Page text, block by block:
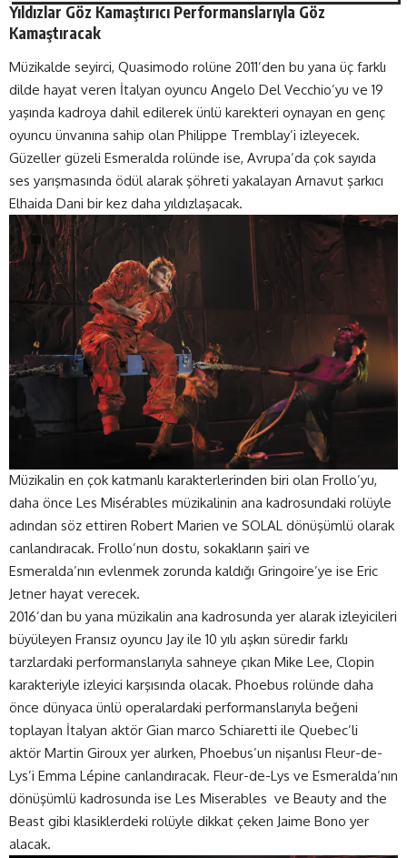
Yıldızlar Göz Kamaştırıcı Performanslarıyla Göz
Kamaştıracak
Müzikalde seyirci, Quasimodo rolüne 2011’den bu yana üç farklı
dilde hayat veren İtalyan oyuncu Angelo Del Vecchio’yu ve 19
yaşında kadroya dahil edilerek ünlü karekteri oynayan en genç
oyuncu ünvanına sahip olan Philippe Tremblay’i izleyecek.
Güzeller güzeli Esmeralda rolünde ise, Avrupa’da çok sayıda
ses yarışmasında ödül alarak şöhreti yakalayan Arnavut şarkıcı
Elhaida Dani bir kez daha yıldızlaşacak.
Müzikalin en çok katmanlı karakterlerinden biri olan Frollo’yu,
daha önce Les Misérables müzikalinin ana kadrosundaki rolüyle
adından söz ettiren Robert Marien ve SOLAL dönüşümlü olarak
canlandıracak. Frollo’nun dostu, sokakların şairi ve
Esmeralda’nın evlenmek zorunda kaldığı Gringoire’ye ise Eric
Jetner hayat verecek.
2016’dan bu yana müzikalin ana kadrosunda yer alarak izleyicileri
büyüleyen Fransız oyuncu Jay ile 10 yılı aşkın süredir farklı
tarzlardaki performanslarıyla sahneye çıkan Mike Lee, Clopin
karakteriyle izleyici karşısında olacak. Phoebus rolünde daha
önce dünyaca ünlü operalardaki performanslarıyla beğeni
toplayan İtalyan aktör Gian marco Schiaretti ile Quebec’li
aktör Martin Giroux yer alırken, Phoebus’un nişanlısı Fleur-de-
Lys’i Emma Lépine canlandıracak. Fleur-de-Lys ve Esmeralda’nın
dönüşümlü kadrosunda ise Les Miserables ve Beauty and the
Beast gibi klasiklerdeki rolüyle dikkat çeken Jaime Bono yer
alacak.